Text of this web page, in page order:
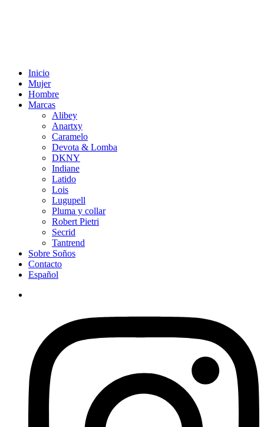
Inicio
Mujer
Hombre
Marcas
Alibey
Anartxy
Caramelo
Devota & Lomba
DKNY
Indiane
Latido
Lois
Lugupell
Pluma y collar
Robert Pietri
Secrid
Tantrend
Sobre Soños
Contacto
Español